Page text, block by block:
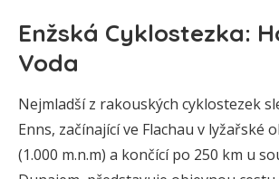
Enžská Cyklostezka:
Voda
Nejmladší z rakouských cyklostezek
Enns, začínající ve Flachau v lyžařské
(1.000 m.n.m) a končící po 250 km u